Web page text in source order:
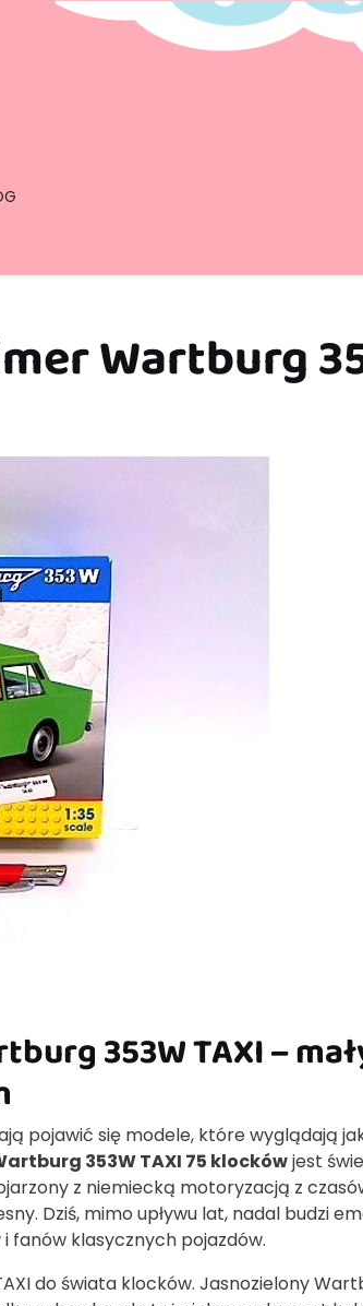
Wartburg
353W TAXI –
pojawić się modele, które wyglądają
353W TAXI 75 klockówjest
z niemiecką motoryzacją z
Dziś, mimo upływu lat, nadal budzi
fanów klasycznych pojazdów.
do świata klocków. Jasnozielony